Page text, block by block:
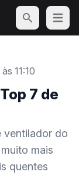
Open
11:10
7 de
ventilador do
mais
quentes